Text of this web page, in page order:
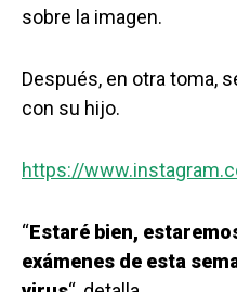
sobre la imagen.
Después, en otra toma,
con su hijo.
https://
“Estaré bien,
exámenes de esta